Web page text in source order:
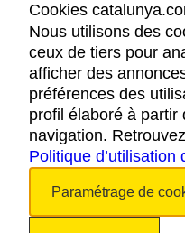
RÈGLES
Cookies
Nous utilisons des
ceux de tiers pour
afficher des
préférences des
profil élaboré à partir
navigation.
Politique d’utilisation
Paramétrage de